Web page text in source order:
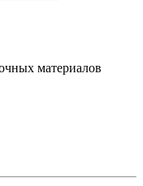
материалов